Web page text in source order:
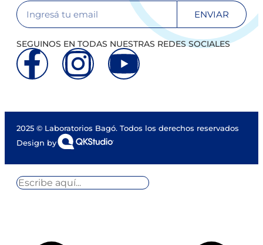
ENVIAR
SEGUINOS EN TODAS NUESTRAS REDES SOCIALES
2025 © Laboratorios Bagó. Todos los derechos reservados
Design by